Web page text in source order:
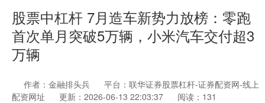
股票中杠杆 7月造车新势力放榜：零跑
首次单月突破5万辆，小米汽车交付超3
万辆
作者：金融排头兵
平台：联华证券股票杠杆-证券配资网-线上
配资网址
更新：2026-06-13 22:03:37 阅读：131